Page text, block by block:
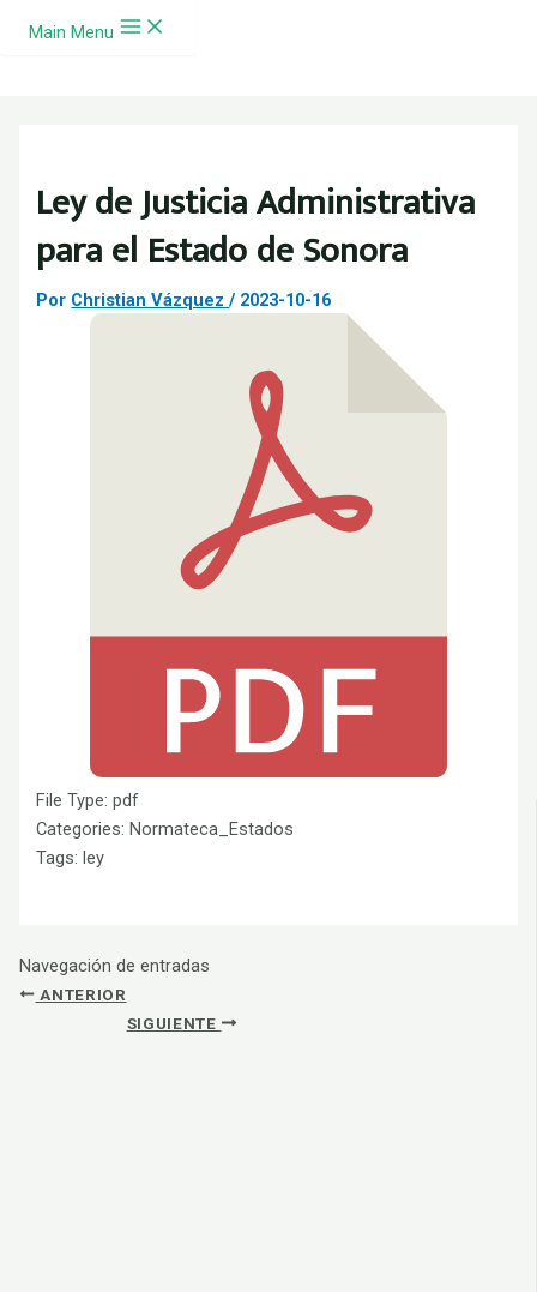
Ir al contenido
Main Menu
Ley de Justicia Administrativa
para el Estado de Sonora
Por Christian Vázquez/ 2023-10-16
File Type:pdf
Categories:Normateca_Estados
Tags:ley
Navegación de entradas
ANTERIOR
SIGUIENTE